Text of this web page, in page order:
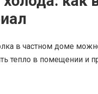
в частном доме
тепло в помещении и